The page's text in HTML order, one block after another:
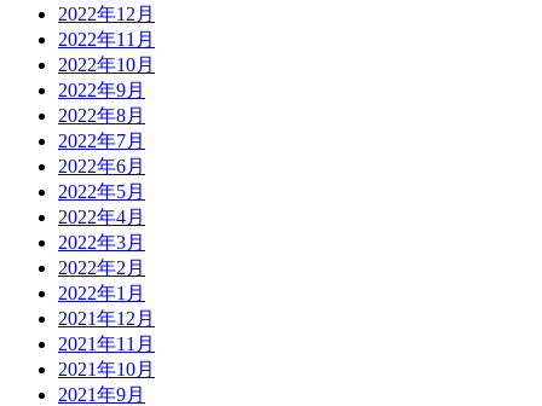
2022年12月
2022年11月
2022年10月
2022年9月
2022年8月
2022年7月
2022年6月
2022年5月
2022年4月
2022年3月
2022年2月
2022年1月
2021年12月
2021年11月
2021年10月
2021年9月